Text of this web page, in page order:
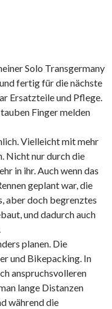
Solo Transgermany
fertig für die nächste
Ersatzteile und Pflege.
Finger melden
Vielleicht mit mehr
Nicht nur durch die
in ihr. Auch wenn das
geplant war, die
aber doch begrenztes
und dadurch auch
planen. Die
und Bikepacking. In
anspruchsvolleren
lange Distanzen
während die